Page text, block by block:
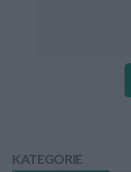
KATEGORIE